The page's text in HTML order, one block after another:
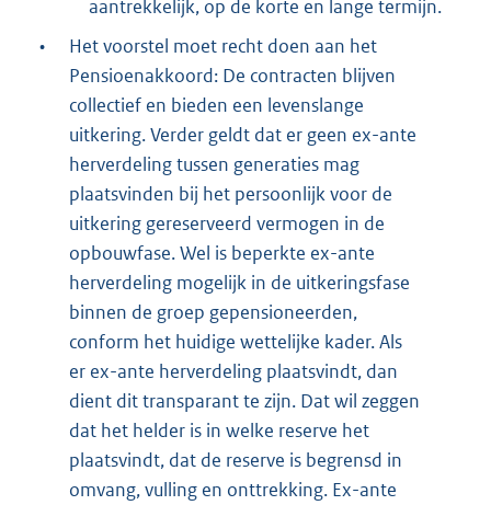
aantrekkelijk, op de korte en lange termijn.
•
Het voorstel moet recht doen aan het
Pensioenakkoord: De contracten blijven
collectief en bieden een levenslange
uitkering. Verder geldt dat er geen ex-ante
herverdeling tussen generaties mag
plaatsvinden bij het persoonlijk voor de
uitkering gereserveerd vermogen in de
opbouwfase. Wel is beperkte ex-ante
herverdeling mogelijk in de uitkeringsfase
binnen de groep gepensioneerden,
conform het huidige wettelijke kader. Als
er ex-ante herverdeling plaatsvindt, dan
dient dit transparant te zijn. Dat wil zeggen
dat het helder is in welke reserve het
plaatsvindt, dat de reserve is begrensd in
omvang, vulling en onttrekking. Ex-ante